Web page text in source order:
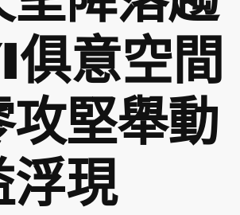
意空間
堅舉動
浮現